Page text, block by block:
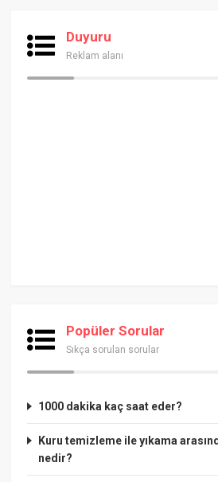
Duyuru
Reklam alanı
Popüler Sorular
Sıkça sorulan sorular
1000 dakika kaç saat eder?
Kuru temizleme ile yıkama
nedir?